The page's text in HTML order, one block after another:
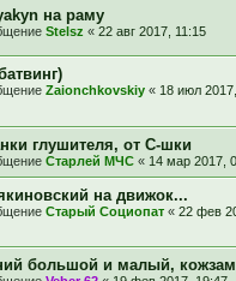
на раму
Stelsz « 22 авг 2017, 11:15
Zaionchkovskiy « 18 июл
глушителя, от С-шки
Старлей МЧС « 14 мар 2017,
на движок...
Старый Социопат « 22 фев
большой и малый, кожзам